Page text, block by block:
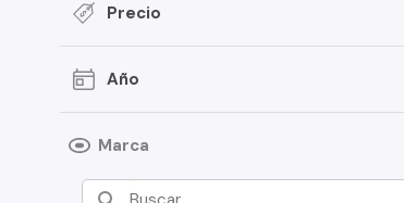
Precio
Año
Marca